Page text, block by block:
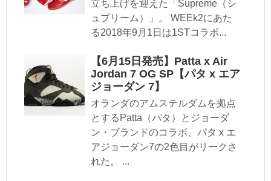
立ち上げを迎えた「Supreme（シ
ュプリーム）」。 WEEk2にあた
る2018年9月1日は1STコラボ...
【6月15日発売】Patta x Air
Jordan 7 OG SP【パタ x エア
ジョーダン 7】
オランダのアムステルダムを拠点
とするPatta（パタ）とジョーダ
ン・ブランドのコラボ、パタ x エ
アジョーダン7の2色目がリークさ
れた。 ...